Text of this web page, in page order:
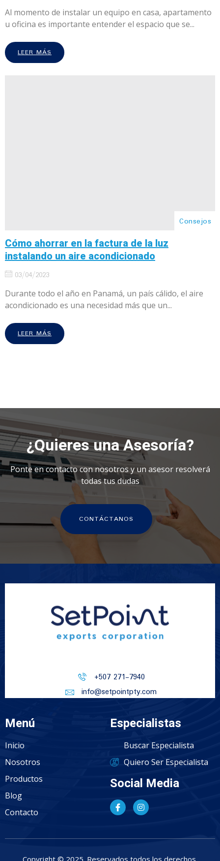
Al momento de instalar un equipo en casa, apartamento
u oficina es importante entender el espacio que se...
LEER MÁS
Consejos
Cómo ahorrar en la factura de la luz
instalando un aire acondicionado
03/04/2023
Durante todo el año en Panamá, un país cálido, el aire
acondicionado es una necesidad más que un...
LEER MÁS
¿Quieres una Asesoría?
Ponte en contacto con nosotros y un asesor resolverá
todas tus dudas
CONTÁCTANOS
+507 271-7940
info@setpointpty.com
Menú
Inicio
Nosotros
Productos
Blog
Contacto
Especialistas
Buscar Especialista
Quiero Ser Especialista
Social Media